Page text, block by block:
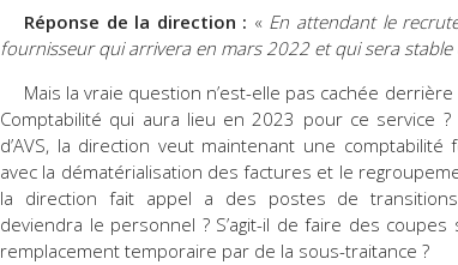
Réponse de la direction : «En attendant le
fournisseur qui arrivera en mars 2022 et qui sera stable
Mais la vraie question n’est-elle pas cachée
Comptabilité qui aura lieu en 2023 pour ce service
d’AVS, la direction veut maintenant une
avec la dématérialisation des factures et le
la direction fait appel a des postes de
deviendra le personnel ? S’agit-il de faire des
remplacement temporaire par de la sous-traitance ?